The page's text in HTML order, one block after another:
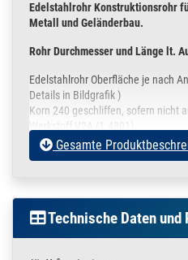
Edelstahlrohr Konstruktionsrohr
Metall und Geländerbau.
Rohr Durchmesser und Länge lt.
Edelstahlrohr Oberfläche je nach
Details in Bildgrafik )
Korn 240 geschliffen, sofern nicht
Werkstoff V2A (1.4301)
angelehnt an DIN 17455 / EN ISO
In der oberen Auswahlbox können
Ihre gewünschte Stückzahl
Gesamte
Technische Daten